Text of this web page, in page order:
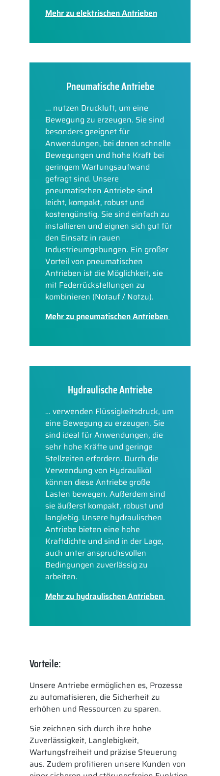
Mehr zu elektrischen Antrieben
Pneumatische Antriebe
... nutzen Druckluft, um eine
Bewegung zu erzeugen. Sie sind
besonders geeignet für
Anwendungen, bei denen schnelle
Bewegungen und hohe Kraft bei
geringem Wartungsaufwand
gefragt sind. Unsere
pneumatischen Antriebe sind
leicht, kompakt, robust und
kostengünstig. Sie sind einfach zu
installieren und eignen sich gut für
den Einsatz in rauen
Industrieumgebungen. Ein großer
Vorteil von pneumatischen
Antrieben ist die Möglichkeit, sie
mit Federrückstellungen zu
kombinieren (Notauf / Notzu).
Mehr zu pneumatischen Antrieben
Hydraulische Antriebe
… verwenden Flüssigkeitsdruck, um
eine Bewegung zu erzeugen. Sie
sind ideal für Anwendungen, die
sehr hohe Kräfte und geringe
Stellzeiten erfordern. Durch die
Verwendung von Hydrauliköl
können diese Antriebe große
Lasten bewegen. Außerdem sind
sie äußerst kompakt, robust und
langlebig. Unsere hydraulischen
Antriebe bieten eine hohe
Kraftdichte und sind in der Lage,
auch unter anspruchsvollen
Bedingungen zuverlässig zu
arbeiten.
Mehr zu hydraulischen Antrieben
Vorteile:
Unsere Antriebe ermöglichen es, Prozesse
zu automatisieren, die Sicherheit zu
erhöhen und Ressourcen zu sparen.
Sie zeichnen sich durch ihre hohe
Zuverlässigkeit, Langlebigkeit,
Wartungsfreiheit und präzise Steuerung
aus. Zudem profitieren unsere Kunden von